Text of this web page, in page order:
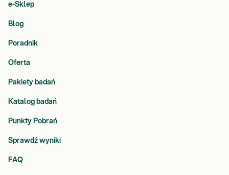
e-Sklep
Blog
Poradnik
Oferta
Pakiety badań
Katalog badań
Punkty Pobrań
Sprawdź wyniki
FAQ